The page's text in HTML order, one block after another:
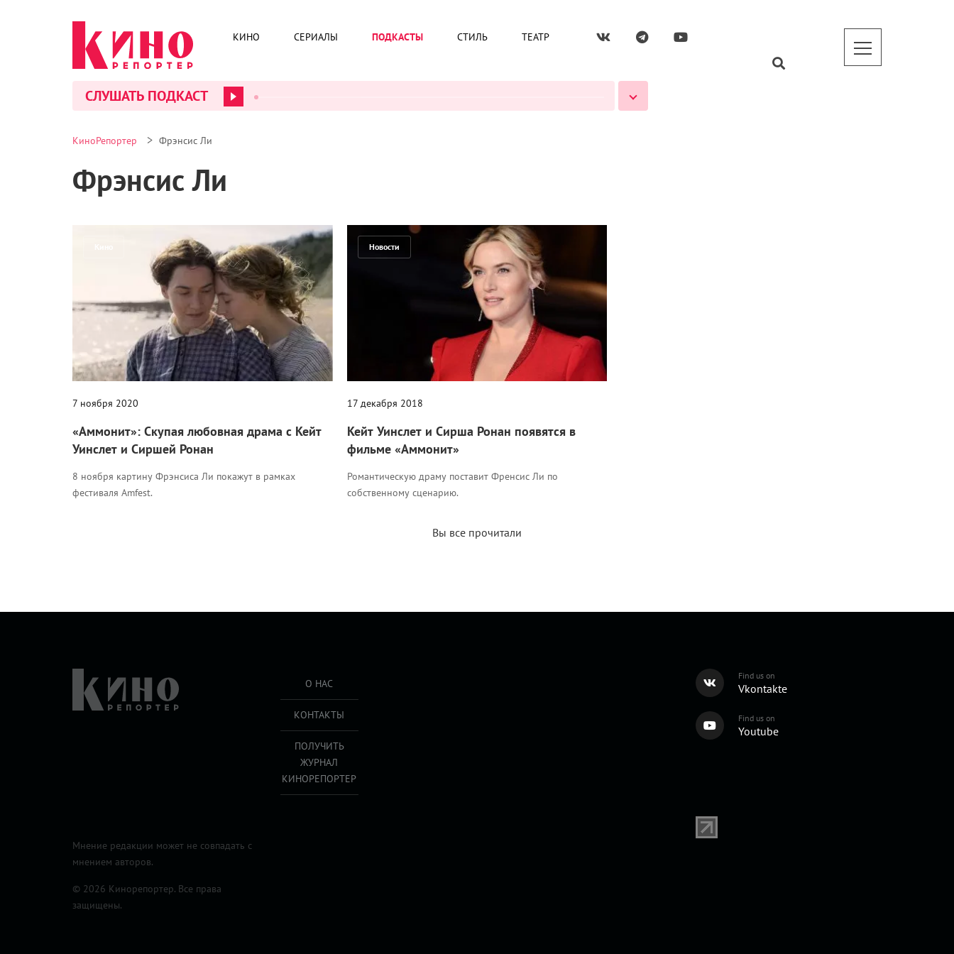
КИНО СЕРИАЛЫ ПОДКАСТЫ СТИЛЬ ТЕАТР
СЛУШАТЬ ПОДКАСТ
КиноРепортер > Фрэнсис Ли
Фрэнсис Ли
7 ноября 2020
«Аммонит»: Скупая любовная драма с Кейт
Уинслет и Сиршей Ронан
8 ноября картину Фрэнсиса Ли покажут в рамках
фестиваля Amfest.
Новости
17 декабря 2018
Кейт Уинслет и Сирша Ронан появятся в
фильме «Аммонит»
Романтическую драму поставит Френсис Ли по
собственному сценарию.
Вы все прочитали
О НАС
КОНТАКТЫ
ПОЛУЧИТЬ
ЖУРНАЛ
КИНОРЕПОРТЕР
Find us on
Vkontakte
Find us on
Youtube
Мнение редакции может не совпадать с
мнением авторов.
© 2026 Кинорепортер. Все права
защищены.